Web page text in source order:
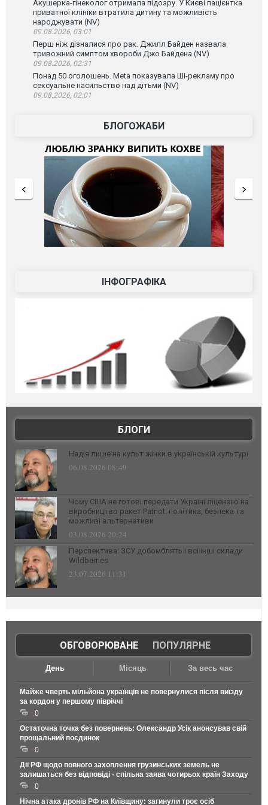
Акушерка-гінеколог отримала підозру. У Києві пацієнтка
приватної клініки втратила дитину та можливість
народжувати (NV)
09.08.2026, 03:01
Перш ніж дізналися про рак. Джилл Байден назвала
тривожний симптом хвороби Джо Байдена (NV)
09.08.2026, 02:31
Понад 50 оголошень. Meta показувала ШІ-рекламу про
сексуальне насильство над дітьми (NV)
09.08.2026, 02:01
БЛОГОЖАБИ
ІНФОГРАФІКА
БЛОГИ
Надія лише на культ жінки в українській культурі
06.08.2026 08:49
Чому США не готові передати Україні ліцензію на
виробництво ракет Patriot: політика, безпека та
можливі альтернативи
03.08.2026 20:24
Перспектива: ЗСУ добомблять і всі інші склади
Wildberries
23.07.2026 11:31
ОБГОВОРЮВАНЕ| ПОПУЛЯРНЕ
День Місяць За весь час
Майже чверть мільйона українців не повернулися після виїзду
за кордон у першому півріччі
0
Остаточна точка без повернень: Олександр Усік анонсував свій
прощальний поєдинок
0
Дії РФ щодо повного захоплення грузинських земель не
залишаться без відповіді - спільна заява чотирьох країн Заходу
0
Нічна атака дронів РФ на Київщину: загинули троє осіб